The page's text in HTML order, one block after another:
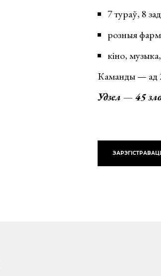
7 тураў, 8
розныя
кіно,
Каманды — ад
Удзел — 45